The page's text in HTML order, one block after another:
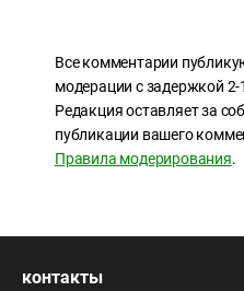
Все комментарии
модерации с задержкой 2-
Редакция оставляет за
публикации вашего
Правила модерирования.
контакты